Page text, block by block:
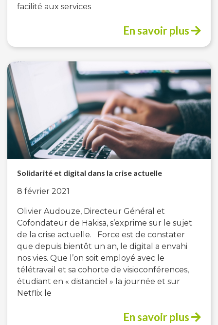
facilité aux services
En savoir plus
Solidarité et digital dans la crise actuelle
8 février 2021
Olivier Audouze, Directeur Général et
Cofondateur de Hakisa, s’exprime sur le sujet
de la crise actuelle. Force est de constater
que depuis bientôt un an, le digital a envahi
nos vies. Que l’on soit employé avec le
télétravail et sa cohorte de visioconférences,
étudiant en « distanciel » la journée et sur
Netflix le
En savoir plus